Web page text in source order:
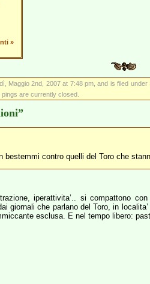
»
Maggio 2nd, 2007 at 7:48 pm, and is filed under
are currently closed.
bestemmi contro quelli del Toro che
iperattivita’.. si compattono
giornali che parlano del Toro, in
esclusa. E nel tempo libero: